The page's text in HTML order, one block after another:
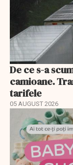
De ce s-a
camioane.
tarifele
05 AUGUST 2026